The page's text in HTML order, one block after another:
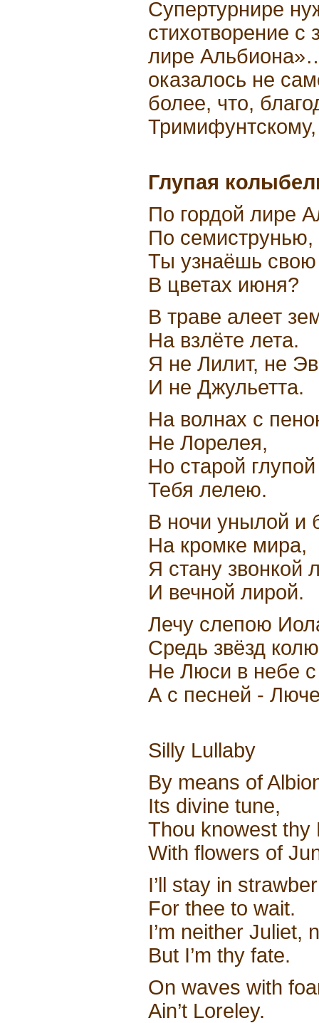
Супертурнире
стихотворение с
лире
оказалось не
более, что,
Глупая
По гордой лире
По семиструнью,
Ты узнаёшь
В цветах июня?
В траве алеет
На взлёте лета.
Я не Лилит, не
И не Джульетта.
На волнах с
Не Лорелея,
Но старой
Тебя лелею.
В ночи унылой и
На кромке мира,
Я стану звонкой
И вечной лирой.
Лечу слепою
Средь звёзд
Не Люси в небе
А с песней -
Silly Lullaby
By means of
Its divine tune,
Thou knowest thy
With flowers of
I’ll stay in
For thee to wait.
I’m neither Juliet,
But I’m thy fate.
On waves with
Ain’t Loreley.